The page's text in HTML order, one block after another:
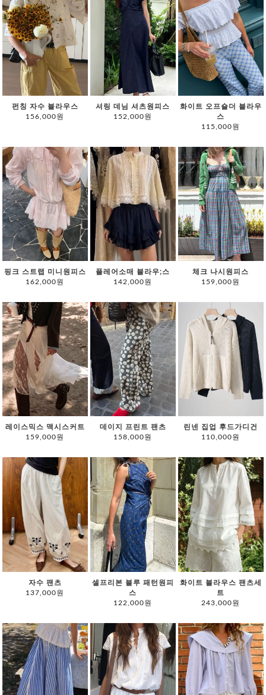
펀칭 자수 블라우스
156,000원
셔링 데님 셔츠원피스
152,000원
화이트 오프숄더 블라우
스
115,000원
핑크 스트랩 미니원피스
162,000원
플레어소매 블라우;스
142,000원
체크 나시원피스
159,000원
레이스믹스 맥시스커트
159,000원
데이지 프린트 팬츠
158,000원
린넨 집업 후드가디건
110,000원
자수 팬츠
137,000원
셀프리본 블루 패턴원피
스
122,000원
화이트 블라우스 팬츠세
트
243,000원